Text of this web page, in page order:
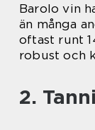
Barolo vin
än många
oftast runt
robust och
2.